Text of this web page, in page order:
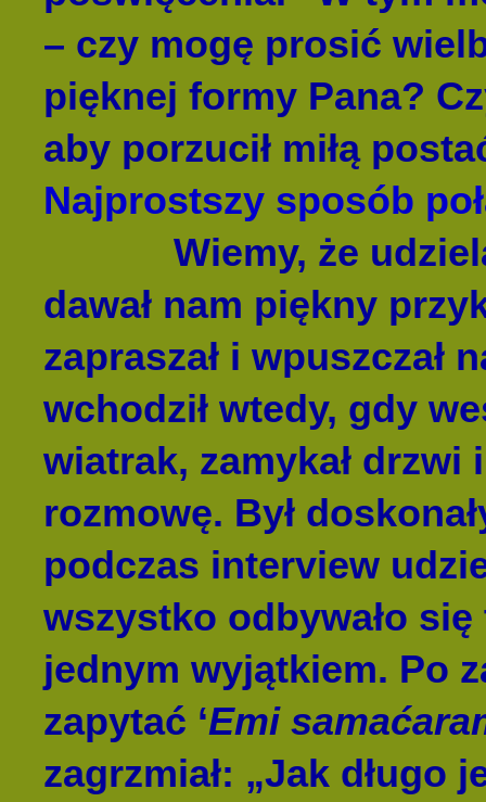
– czy mogę prosić
pięknej formy Pana?
aby porzucił miłą
Najprostszy sposób
Wiemy, że
dawał nam piękny
zapraszał i wpuszczał
wchodził wtedy, gdy
wiatrak, zamykał drzwi
rozmowę. Był
podczas interview
wszystko odbywało
jednym wyjątkiem. Po
zapytać ‘Emi
zagrzmiał: „Jak długo